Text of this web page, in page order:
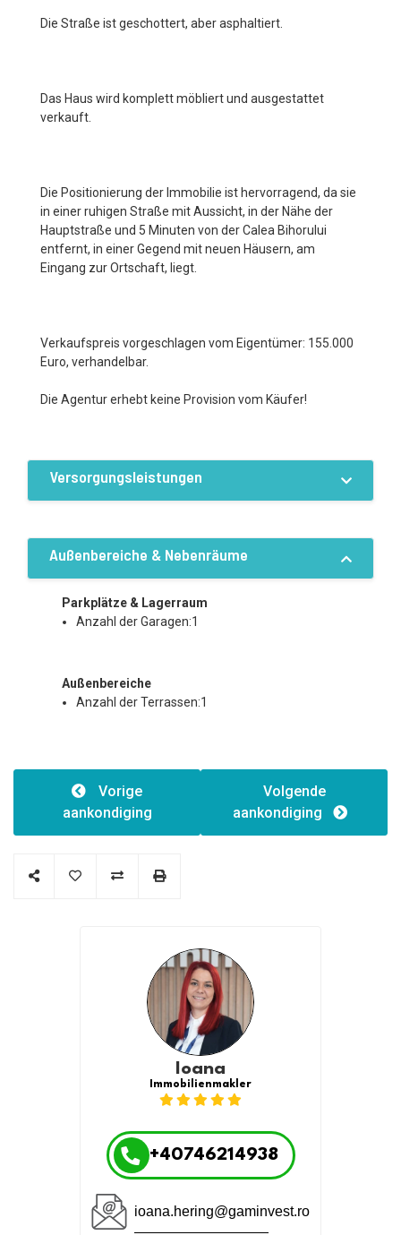
Die Straße ist geschottert, aber asphaltiert.
Das Haus wird komplett möbliert und ausgestattet
verkauft.
Die Positionierung der Immobilie ist hervorragend, da sie
in einer ruhigen Straße mit Aussicht, in der Nähe der
Hauptstraße und 5 Minuten von der Calea Bihorului
entfernt, in einer Gegend mit neuen Häusern, am
Eingang zur Ortschaft, liegt.
Verkaufspreis vorgeschlagen vom Eigentümer: 155.000
Euro, verhandelbar.
Die Agentur erhebt keine Provision vom Käufer!
Versorgungsleistungen
Klimaanlage
Außenbereiche & Nebenräume
Parkplätze & Lagerraum
Anzahl der Garagen:1
Außenbereiche
Anzahl der Terrassen:1
Vorige
aankondiging
Volgende
aankondiging
Ioana
Immobilienmakler
+40746214938
ioana.hering@gaminvest.ro